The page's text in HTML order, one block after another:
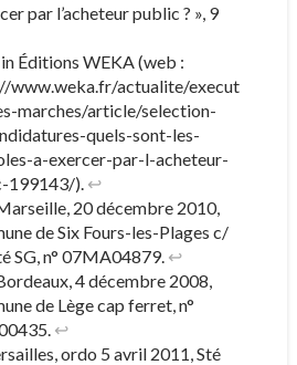
par l’acheteur public ? », 9
Éditions WEKA (web :
www.weka.fr/actualite/execut
marches/article/selection-
quels-sont-les-
a-exercer-par-l-acheteur-
199143/). ↩︎
20 décembre 2010,
de Six Fours-les-Plages c/
SG, n° 07MA04879. ↩︎
4 décembre 2008,
de Lège cap ferret, n°
↩︎
ordo 5 avril 2011, Sté